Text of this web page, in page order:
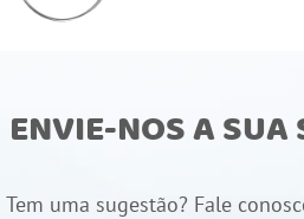
ENVIE-NOS A SUA
Tem uma sugestão? Fale